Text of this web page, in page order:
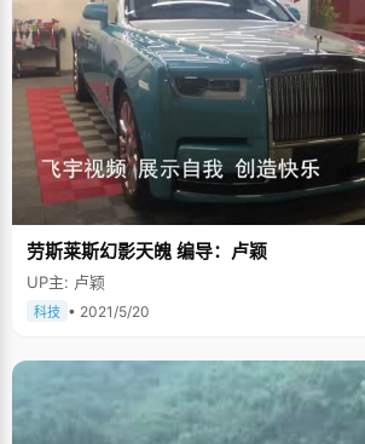
劳斯莱斯幻影天魄 编导：卢颖
UP主: 卢颖
科技 • 2021/5/20